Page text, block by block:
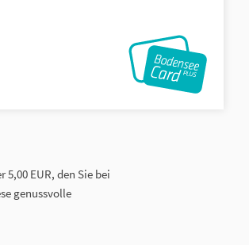
EUR, den Sie bei
genussvolle